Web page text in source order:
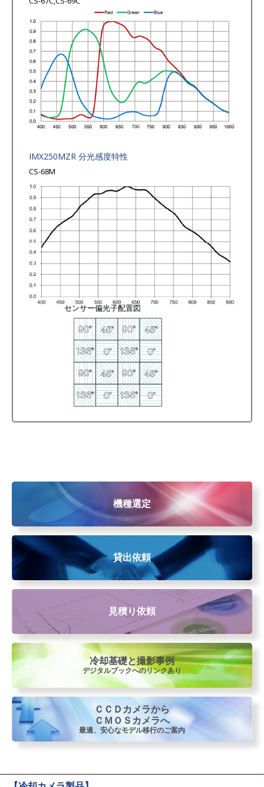
IMX250MZR 分光感度特性
CS-68M
センサー偏光子配置図
機種選定
貸出依頼
見積り依頼
冷却基礎と撮影事例
デジタルブックへのリンクあり
ＣＣＤカメラから
ＣＭＯＳカメラへ
最適、安心なモデル移行のご案内